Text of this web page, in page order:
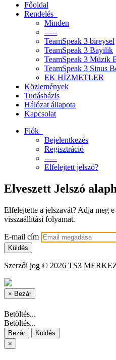
Főoldal
Rendelés
Minden
-----
TeamSpeak 3 bireysel
TeamSpeak 3 Bayilik
TeamSpeak 3 Müzik
TeamSpeak 3 Sinus
EK HİZMETLER
Közlemények
Tudásbázis
Hálózat állapota
Kapcsolat
Fiók
Bejelentkezés
Regisztráció
-----
Elfelejtett jelszó?
Elveszett Jelszó
Elfelejtette a jelszavát? Adja meg
visszaállítási folyamat.
E-mail cím
Küldés
Szerzői jog © 2026 TS3
× Bezár
Betöltés...
Betöltés...
Bezár
Küldés
×